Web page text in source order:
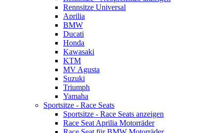
Rennsitze Universal
Aprilia
BMW
Ducati
Honda
Kawasaki
KTM
MV Agusta
Suzuki
Triumph
Yamaha
Sportsitze - Race Seats
Sportsitze - Race Seats anzeigen
Race Seat Aprilia Motorräder